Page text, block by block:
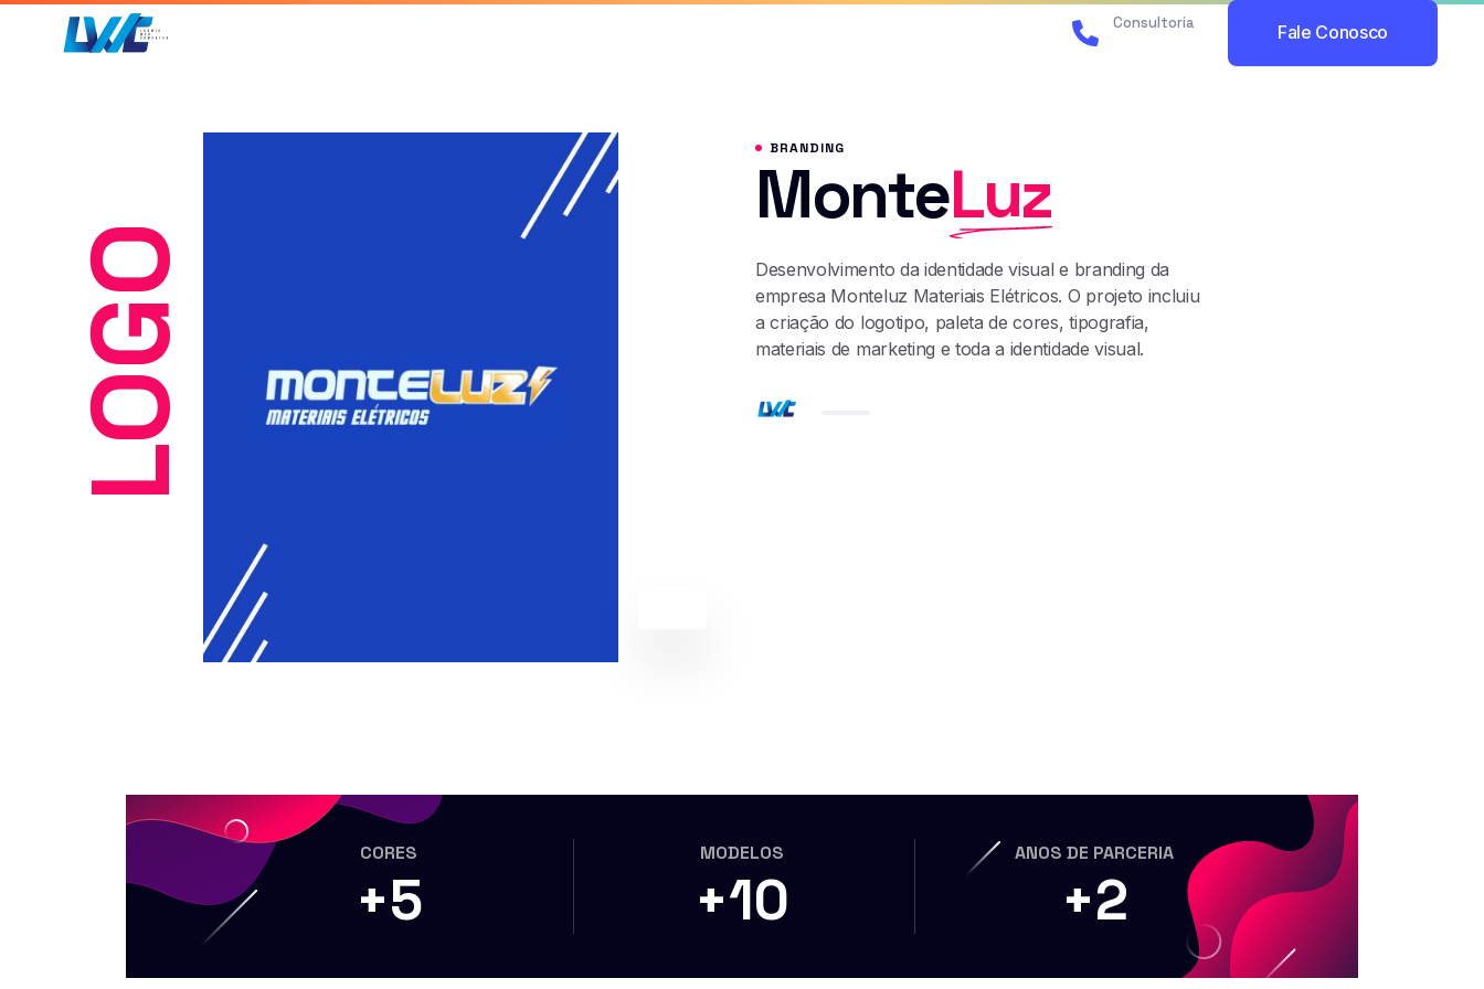
Consultoria Fale Conosco
LOGO
BRANDING
MonteLuz
Desenvolvimento da identidade visual e branding da
empresa Monteluz Materiais Elétricos. O projeto incluiu
a criação do logotipo, paleta de cores, tipografia,
materiais de marketing e toda a identidade visual.
CORES
+5
MODELOS
+10
ANOS DE PARCERIA
+2